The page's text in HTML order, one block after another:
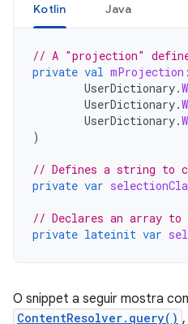
Kotlin Java
// A "projection"
private val mProjection :
UserDictionary.
UserDictionary.
UserDictionary.
)
// Defines a string to
private var
// Declares an array to
private lateinit var
O snippet a seguir mostra
ContentResolver.query()